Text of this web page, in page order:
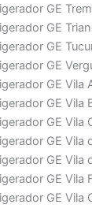
GE
GE
GE
GE
GE Vila
GE Vila
GE Vila
GE Vila
GE Vila
GE Vila
GE Vila